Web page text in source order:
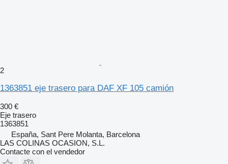
2
1363851 eje trasero para DAF XF 105 camión
300 €
Eje trasero
1363851
España, Sant Pere Molanta, Barcelona
LAS COLINAS OCASION, S.L.
Contacte con el vendedor